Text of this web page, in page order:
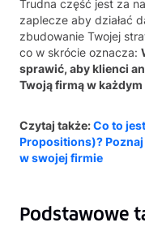
Trudna część jest za
zaplecze aby działać
zbudowanie Twojej
co w skrócie oznacza:
sprawić, aby klienci
Twoją firmą w
Czytaj także:Co to
Propositions)?
w swojej firmie
Podstawowe